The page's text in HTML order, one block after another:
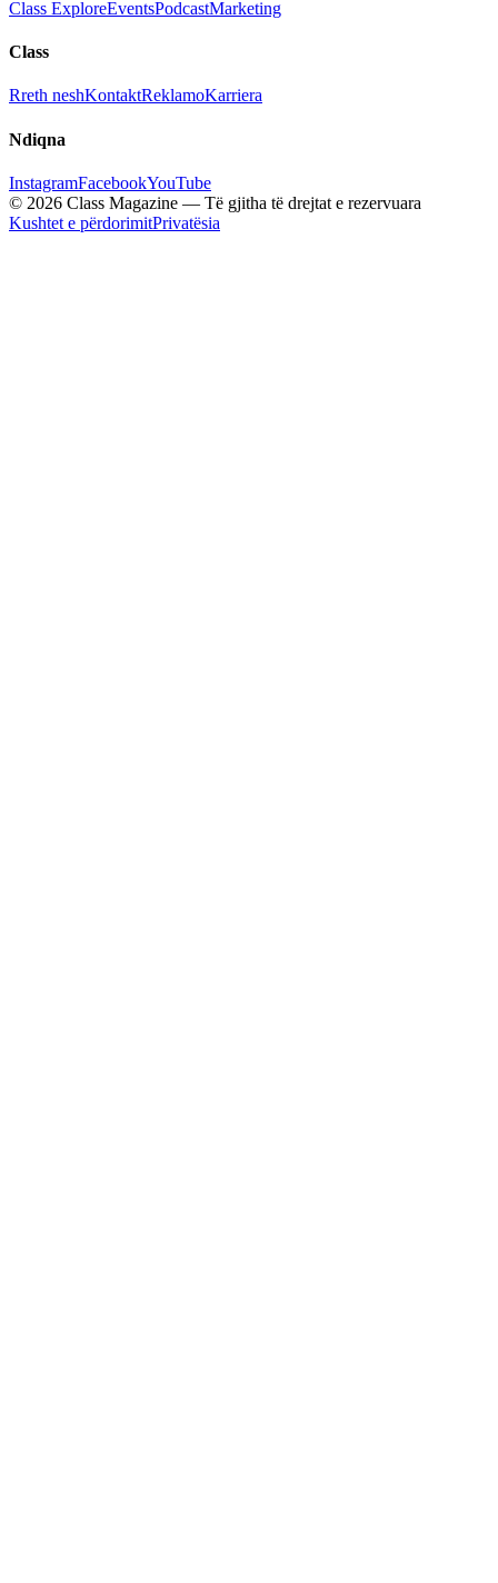
Class ExploreEventsPodcastMarketing
Class
Rreth neshKontaktReklamoKarriera
Ndiqna
InstagramFacebookYouTube
© 2026 Class Magazine — Të gjitha të drejtat e rezervuara
Kushtet e përdorimitPrivatësia